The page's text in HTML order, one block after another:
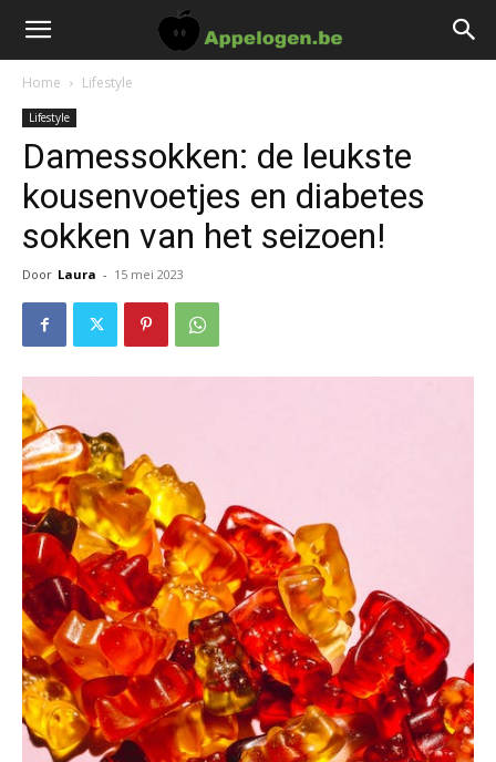
Home Lifestyle
Lifestyle
Damessokken: de leukste
kousenvoetjes en diabetes
sokken van het seizoen!
Door Laura - 15 mei 2023